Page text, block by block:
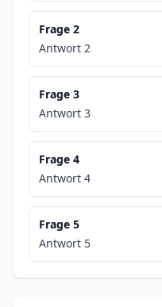
Frage 2
Antwort 2
Frage 3
Antwort 3
Frage 4
Antwort 4
Frage 5
Antwort 5